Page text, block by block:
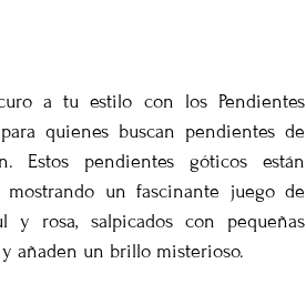
a tu estilo con los Pendientes
quienes buscan pendientes de
Estos pendientes góticos están
un fascinante juego de
y rosa, salpicados con pequeñas
añaden un brillo misterioso.